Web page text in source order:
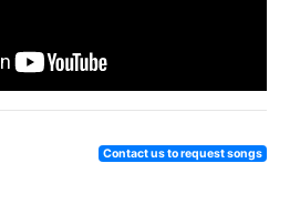
Contact us to request songs